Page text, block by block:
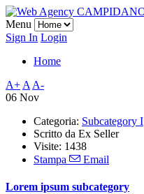
Menu
Sign In Login
Home
A+ A A-
06 Nov
Categoria: Subcategory I
Scritto da Ex Seller
Visite: 1438
Stampa
Email
Lorem ipsum subcategory